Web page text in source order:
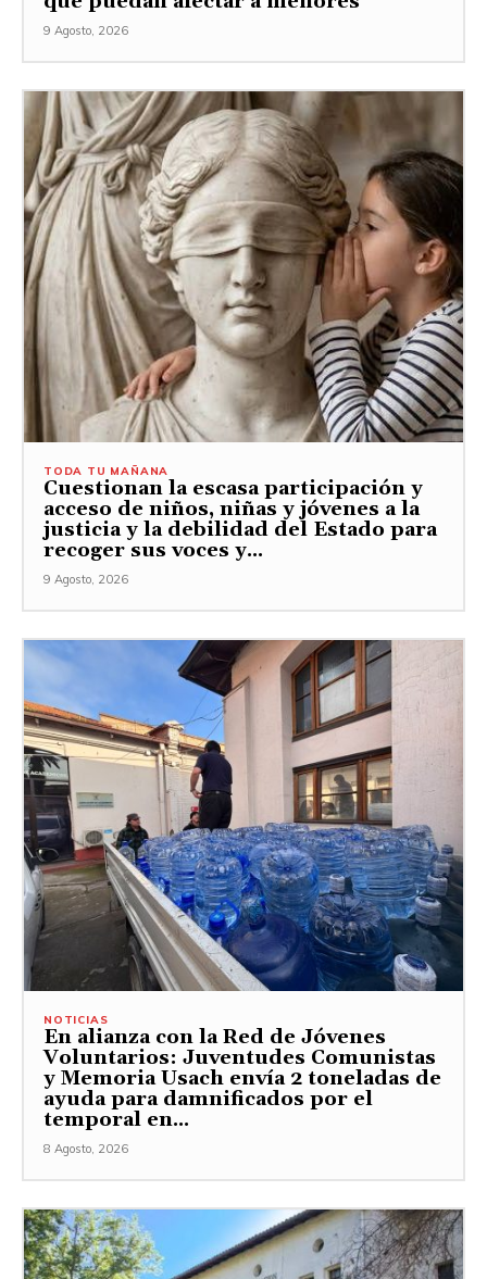
9 Agosto, 2026
TODA TU MAÑANA
Cuestionan la escasa participación y
acceso de niños, niñas y jóvenes a la
justicia y la debilidad del Estado para
recoger sus voces y...
9 Agosto, 2026
NOTICIAS
En alianza con la Red de Jóvenes
Voluntarios: Juventudes Comunistas
y Memoria Usach envía 2 toneladas de
ayuda para damnificados por el
temporal en...
8 Agosto, 2026